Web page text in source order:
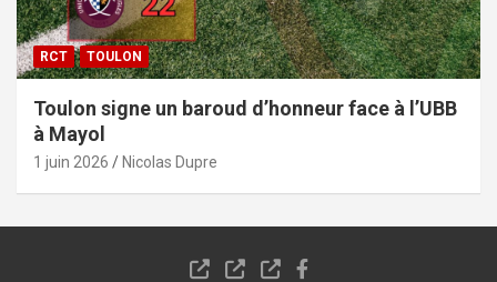
RCT TOULON
Toulon signe un baroud d’honneur face à l’UBB
à Mayol
1 juin 2026 Nicolas Dupre